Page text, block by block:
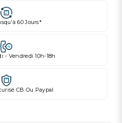
60 Jours*
- Vendredi 10h-18h
CB Ou Paypal